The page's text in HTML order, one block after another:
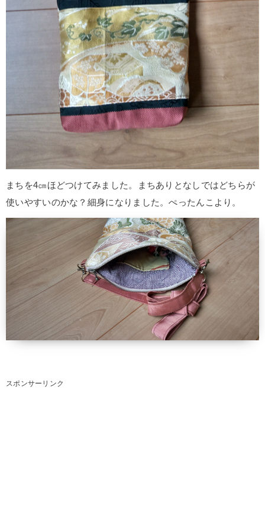
まちを4㎝ほどつけてみました。まちありとなしではどちらが
使いやすいのかな？細身になりました。ぺったんこより。
スポンサーリンク